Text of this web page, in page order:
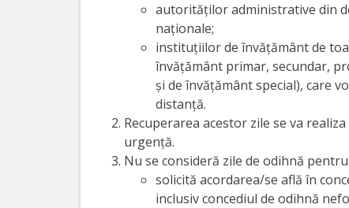
autorităților administrative din
naţionale;
instituțiilor de învățământ de
învăţământ primar, secundar,
şi de învăţământ special), care
distanță.
Recuperarea acestor zile se va
urgență.
Nu se consideră zile de odihnă
solicită acordarea/se află în
inclusiv concediul de odihnă